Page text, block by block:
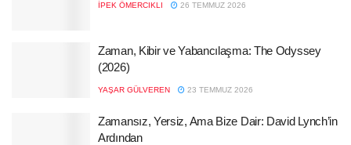
İPEK ÖMERCIKLI 26 TEMMUZ 2026
Zaman, Kibir ve Yabancılaşma: The Odyssey
(2026)
YAŞAR GÜLVEREN 23 TEMMUZ 2026
Zamansız, Yersiz, Ama Bize Dair: David Lynch’in
Ardından